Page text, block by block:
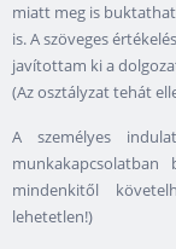
miatt meg is
is. A szöveges
javítottam ki a
(Az osztályzat tehát
A személyes
mindenkitől
lehetetlen!)